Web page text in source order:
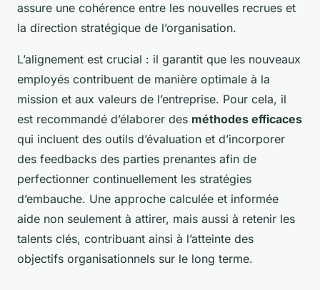
assure une cohérence entre les nouvelles recrues et
la direction stratégique de l’organisation.
L’alignement est crucial : il garantit que les nouveaux
employés contribuent de manière optimale à la
mission et aux valeurs de l’entreprise. Pour cela, il
est recommandé d’élaborer des méthodes efficaces
qui incluent des outils d’évaluation et d’incorporer
des feedbacks des parties prenantes afin de
perfectionner continuellement les stratégies
d’embauche. Une approche calculée et informée
aide non seulement à attirer, mais aussi à retenir les
talents clés, contribuant ainsi à l’atteinte des
objectifs organisationnels sur le long terme.